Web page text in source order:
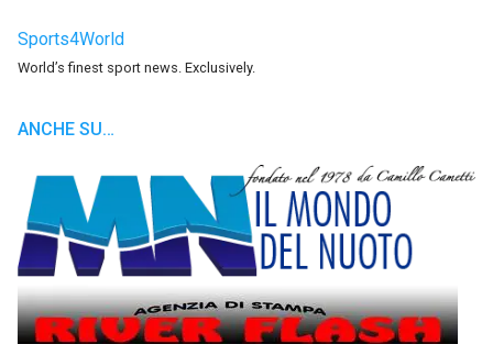
Sports4World
World’s finest sport news. Exclusively.
ANCHE SU…